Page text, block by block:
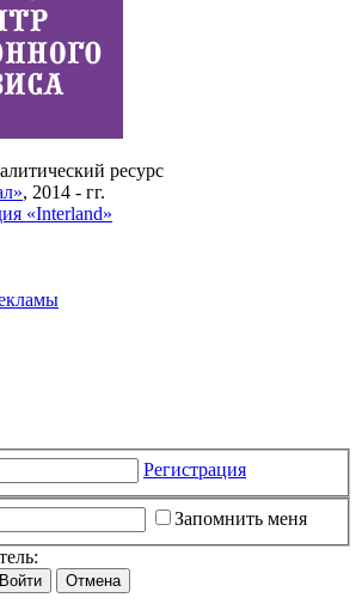
ресурс
, 2014 - гг.
«Interland»
Регистрация
Запомнить меня
Отмена